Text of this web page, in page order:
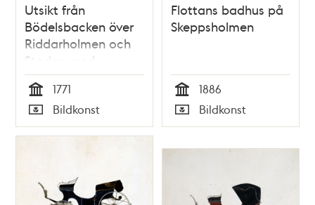
Utsikt från
Bödelsbacken över
Riddarholmen och
Staden med
Storkyrkan och
Tyska kyrkan
Tid
1771
Typ
Bildkonst
Flottans badhus på
Skeppsholmen
Tid
1886
Typ
Bildkonst